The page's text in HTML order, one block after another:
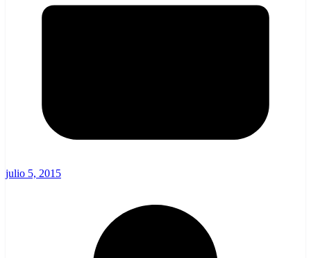
julio 5, 2015